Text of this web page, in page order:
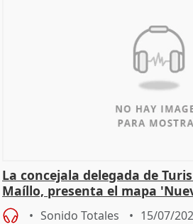
La concejala delegada de
Maíllo, presenta el mapa
madrileñas'
Sonido Totales 15/07/